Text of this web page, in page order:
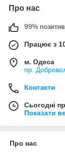
Про нас
99%
Працює з
м. Одеса
пр.
Контакти
Сьогодні
Показати
Про нас